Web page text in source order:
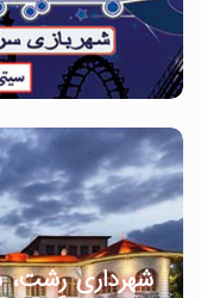
شهرداری رشت،